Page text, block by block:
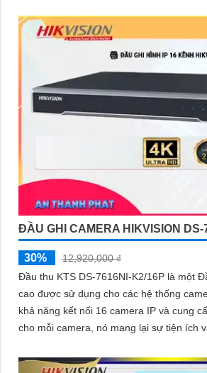
ĐẦU GHI CAMERA HIKVISION DS-
30%
12,920,000 ₫
Đầu thu KTS DS-7616NI-K2/16P là một
cao được sử dụng cho các hệ thống camera
khả năng kết nối 16 camera IP và cung
cho mỗi camera, nó mang lại sự tiện ích